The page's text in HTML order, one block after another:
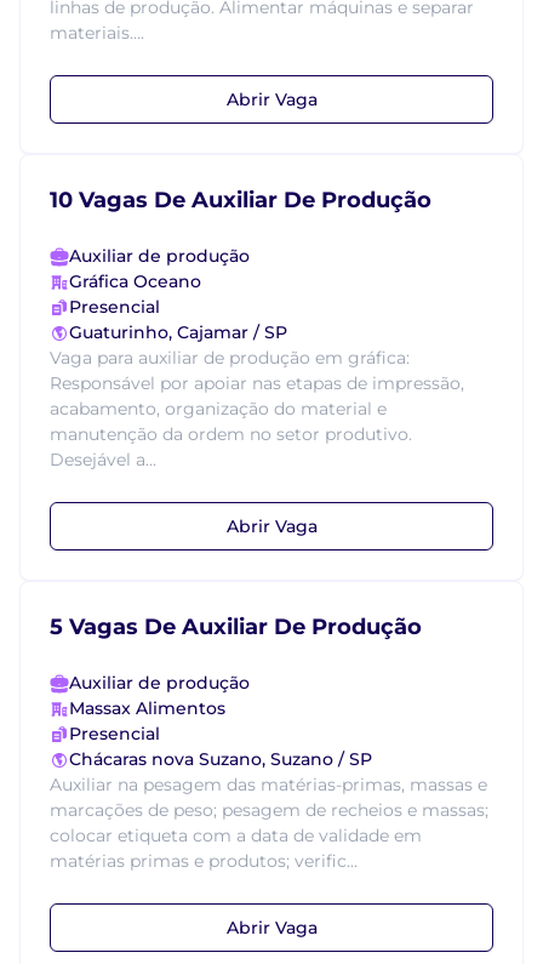
linhas de produção. Alimentar máquinas e separar
materiais....
Abrir Vaga
10 Vagas De Auxiliar De Produção
Auxiliar de produção
Gráfica Oceano
Presencial
Guaturinho, Cajamar / SP
Vaga para auxiliar de produção em gráfica:
Responsável por apoiar nas etapas de impressão,
acabamento, organização do material e
manutenção da ordem no setor produtivo.
Desejável a...
Abrir Vaga
5 Vagas De Auxiliar De Produção
Auxiliar de produção
Massax Alimentos
Presencial
Chácaras nova Suzano, Suzano / SP
Auxiliar na pesagem das matérias-primas, massas e
marcações de peso; pesagem de recheios e massas;
colocar etiqueta com a data de validade em
matérias primas e produtos; verific...
Abrir Vaga